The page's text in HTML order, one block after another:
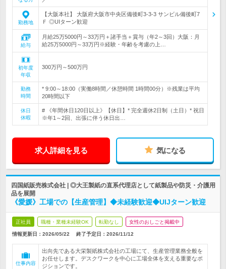
勤務地
【大阪本社】 大阪府大阪市中央区備後町3-3-3 サンビル備後町7
Ｆ ◎UIターン歓迎
給与
月給25万5000円～33万円＋諸手当＋賞与（年2～3回）大阪：月
給25万5000円～33万円※経験・年齢を考慮の上…
初年度
年収
300万円～500万円
勤務
時間
* 9:00～18:00（実働8時間／休憩時間 1時間00分）※残業は平均
20時間以下
休日
休暇
# 《年間休日120日以上》【休日】* 完全週休2日制（土日）* 祝日
※年1～2回、出張に伴う休日出…
求人詳細を見る 気になる
四国紙販売株式会社 | ◎大王製紙の直系代理店として紙製品や防災・介護用
品を展開
《愛媛》工場での【生産管理】◆未経験歓迎◆UIJターン歓迎
正社員 職種・業種未経験OK 転勤なし 女性のおしごと掲載中
情報更新日：2026/05/22 終了予定日： 2026/11/12
仕事内容
出向先である大栄製紙株式会社の工場にて、生産管理業務全般を
お任せします。デスクワークを中心に工場全体を支える重要なポ
ジションです。